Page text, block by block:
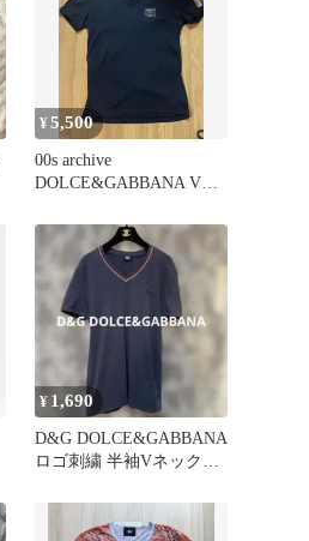
¥5,500
00s archive
DOLCE&GABBANA Vネ
¥ 1,690
D&G DOLCE&GABBANA
ロゴ刺繍 半袖Vネックカ